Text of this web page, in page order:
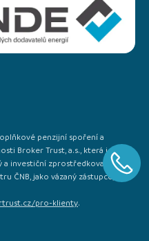
penzijní spoření a
Broker Trust, a.s., která je
investiční zprostředkovatel IČO:
ČNB, jako vázaný zástupce, a to
pro-klienty.